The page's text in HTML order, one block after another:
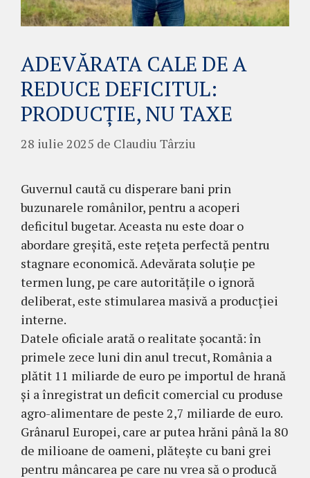
ADEVĂRATA CALE DE A
REDUCE DEFICITUL:
PRODUCȚIE, NU TAXE
28 iulie 2025 de Claudiu Târziu
Guvernul caută cu disperare bani prin
buzunarele românilor, pentru a acoperi
deficitul bugetar. Aceasta nu este doar o
abordare greșită, este rețeta perfectă pentru
stagnare economică. Adevărata soluție pe
termen lung, pe care autoritățile o ignoră
deliberat, este stimularea masivă a producției
interne.
Datele oficiale arată o realitate șocantă: în
primele zece luni din anul trecut, România a
plătit 11 miliarde de euro pe importul de hrană
și a înregistrat un deficit comercial cu produse
agro-alimentare de peste 2,7 miliarde de euro.
Grânarul Europei, care ar putea hrăni până la 80
de milioane de oameni, plătește cu bani grei
pentru mâncarea pe care nu vrea să o producă